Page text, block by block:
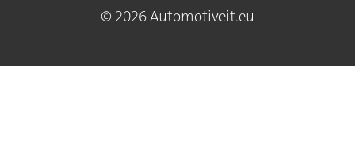
© 2026 Automotiveit.eu